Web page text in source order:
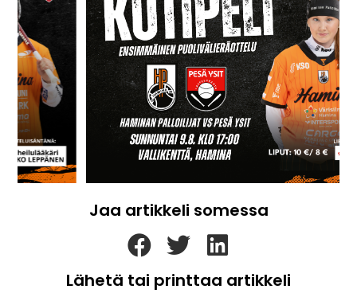
Jaa artikkeli somessa
Lähetä tai printtaa artikkeli